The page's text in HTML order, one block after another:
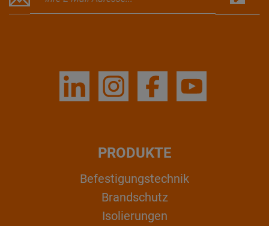
PRODUKTE
Befestigungstechnik
Brandschutz
Isolierungen